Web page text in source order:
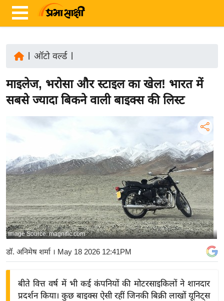
ज़ा
ख
रा
ष्ट्री
य
अं
त
र्रा
ष्ट्री
य
बि
ज़
ऑटो वर्ल्ड|
माइलेज, भरोसा और स्टाइल का खेल! भारत में
सबसे ज्यादा बिकने वाली बाइक्स की लिस्ट
Image Source: magnific.com
डॉ. अनिमेष शर्मा । May 18 2026 12:41PM
बीते वित्त वर्ष में भी कई कंपनियों की मोटरसाइकिलों ने शानदार
प्रदर्शन किया। कुछ बाइक्स ऐसी रहीं जिनकी बिक्री लाखों यूनिट्स